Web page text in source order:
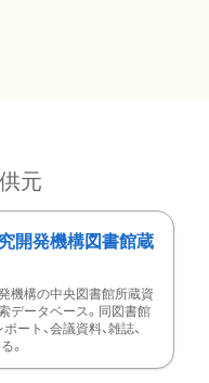
元
開発機構図書館蔵
機構の中央図書館所蔵資
データベース。同図書館
ート、会議資料、雑誌、
。